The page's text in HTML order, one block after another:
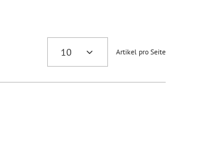
Artikel pro Seite